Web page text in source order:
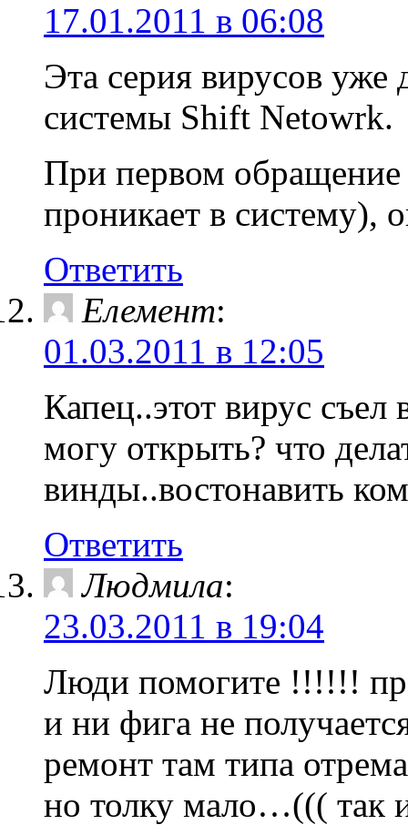
17.01.2011 в 06:08
Эта серия вирусов уже
системы Shift Netowrk.
При первом обращение
проникает в систему),
Ответить
Елемент:
01.03.2011 в 12:05
Капец..этот вирус
могу открыть? что
винды..востонавить
Ответить
Людмила:
23.03.2011 в 19:04
Люди помогите !!!!!!
и ни фига не
ремонт там типа
но толку мало…((( так